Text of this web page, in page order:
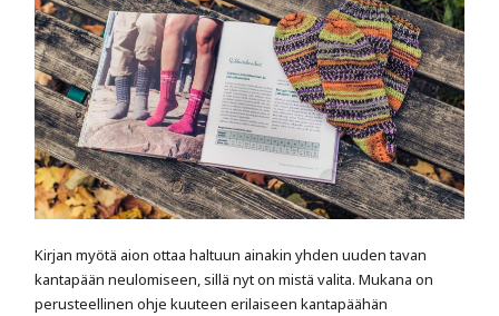
Kirjan myötä aion ottaa haltuun ainakin yhden uuden tavan
kantapään neulomiseen, sillä nyt on mistä valita. Mukana on
perusteellinen ohje kuuteen erilaiseen kantapäähän